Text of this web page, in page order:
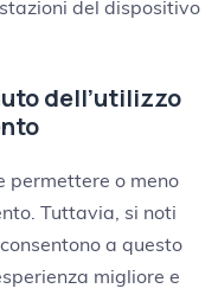
del dispositivo
dell’utilizzo
permettere o meno
Tuttavia, si noti
a questo
migliore e